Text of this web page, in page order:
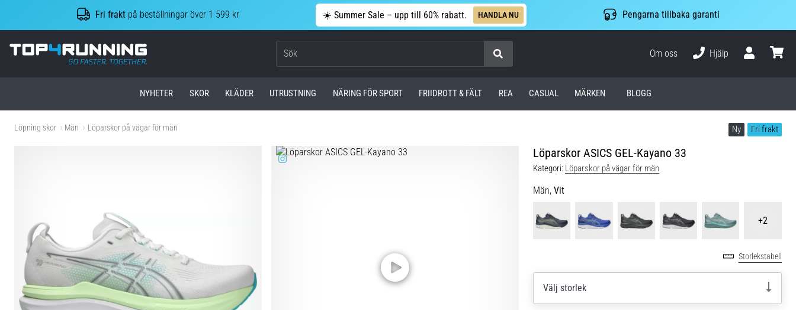
Fri frakt på beställningar över 1 599 kr ☀️ Summer Sale – upp till 60% rabatt. HANDLA NU Pengarna tillbaka garanti
Top4Running.se
Om oss
Hjälp
NYHETER SKOR KLÄDER UTRUSTNING NÄRING FÖR SPORT FRIIDROTT & FÄLT REA CASUAL MÄRKEN BLOGG
Löpning skor Män Löparskor på vägar för män Ny Fri frakt
Löparskor ASICS GEL-Kayano 33
Kategori: Löparskor på vägar för män
Män, Vit
+2
Storlekstabell
Välj storlek